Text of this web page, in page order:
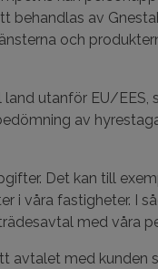
av
och
utanför EU/EES,
av
Det kan till
i våra fastigheter. I
med våra
avtalet med kunden